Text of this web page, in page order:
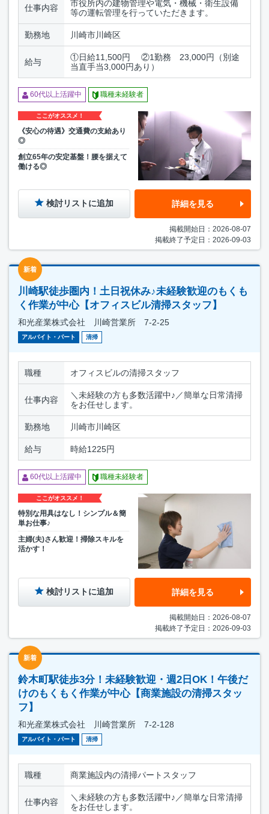
仕事内容
市役所内の建物管理や電気・機械・衛生設備
等の運転管理を行っていただきます。
勤務地 川崎市川崎区
給与
①日給11,500円 ②1勤務 23,000円（別途
当直手当3,000円あり）
60代以上活躍中 職種未経験者
ここがオススメ！
《安心の待遇》交通費の支給あり
◎
創立65年の安定基盤！腰を据えて
働ける◎
検討リストに追加 詳細を見る
掲載開始日：2026-08-07
掲載終了予定日：2026-09-03
新着
川崎駅徒歩圏内！土日祝休み♪未経験歓迎のもくも
く作業が中心【オフィスビル清掃スタッフ】
和光産業株式会社 川崎営業所 7-2-25
アルバイト・パート 清掃
職種 オフィスビルの清掃スタッフ
仕事内容
＼未経験の方も多数活躍中♪／簡単な日常清掃
をお任せします。
勤務地 川崎市川崎区
給与 時給1225円
60代以上活躍中 職種未経験者
ここがオススメ！
特別な用具はなし！シンプル＆簡
単お仕事♪
主婦(夫)さん歓迎！掃除スキルを
活かす！
検討リストに追加 詳細を見る
掲載開始日：2026-08-07
掲載終了予定日：2026-09-03
新着
鈴木町駅徒歩3分！未経験歓迎・週2日OK！午後だ
けのもくもく作業が中心【商業施設の清掃スタッ
フ】
和光産業株式会社 川崎営業所 7-2-128
アルバイト・パート 清掃
職種 商業施設内の清掃パートスタッフ
仕事内容
＼未経験の方も多数活躍中♪／簡単な日常清掃
をお任せします。